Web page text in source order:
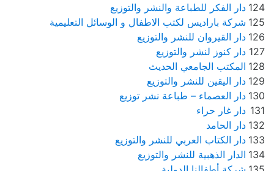
124 دار الفكر للطباعة والنشر والتوزيع
125 شركة باراديس لكتب الاطفال و الوسائل التعليمية
126 دار القيروان للنشر والتوزيع
127 دار كنوز لنشر والتوزيع
128 المكتب الجامعي الحديث
129 دار اليقين للنشر والتوزيع
130 دار العصماء – طباعة نشر توزيع
131 دار غار حراء
132 دار الحامد
133 دار الكتاب العربي للنشر والتوزيع
134 الدار الذهبية للنشر والتوزيع